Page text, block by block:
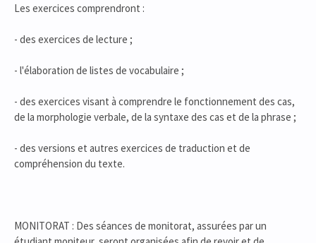
Les exercices comprendront :
- des exercices de lecture ;
- l'élaboration de listes de vocabulaire ;
- des exercices visant à comprendre le fonctionnement des cas,
de la morphologie verbale, de la syntaxe des cas et de la phrase ;
- des versions et autres exercices de traduction et de
compréhension du texte.
MONITORAT : Des séances de monitorat, assurées par un